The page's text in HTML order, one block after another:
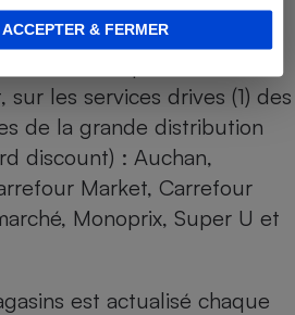
& FERMER
leurs concurrents.
de tous les produits sont
les services drives (1) des
de la grande distribution
discount) : Auchan,
Market, Carrefour
Monoprix, Super U et
est actualisé chaque